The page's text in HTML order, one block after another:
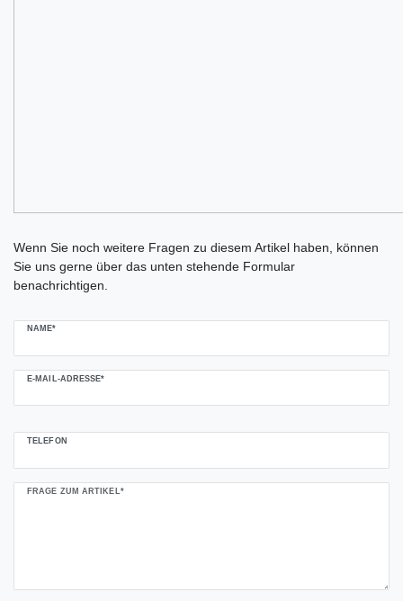
Wenn Sie noch weitere Fragen zu diesem Artikel haben, können
Sie uns gerne über das unten stehende Formular
benachrichtigen.
NAME*
E-MAIL-ADRESSE*
TELEFON
FRAGE ZUM ARTIKEL*